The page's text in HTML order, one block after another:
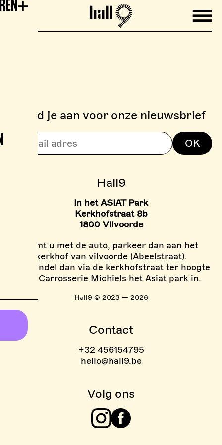
Mobile
Hall9
> BOULDERZONE
> TARIEVEN BOULDER
Hall9
In het ASIAT Park
Kerkhofstraat 8b
1800 Vilvoorde
Komt u met de auto, parkeer dan aan het
kerkhof van vilvoorde (Abeelstraat).
En wandel dan via de kerkhofstraat ter hoogte
van Carrosserie Michiels het Asiat park in.
Hall9 © 2023 — 2026
Contact
+32 456154795
hello@hall9.be
Volg ons
Meld je aan voor onze nieuwsbrief
OK